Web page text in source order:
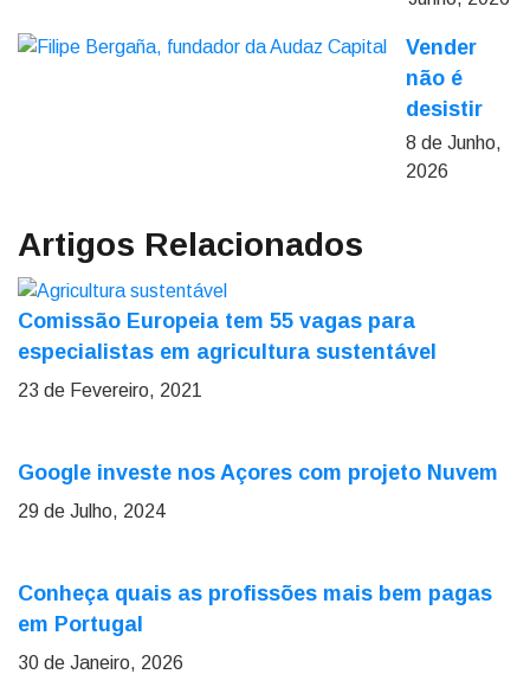
Vender
não é
desistir
8 de Junho,
2026
Artigos Relacionados
Comissão Europeia tem 55 vagas para
especialistas em agricultura sustentável
23 de Fevereiro, 2021
Google investe nos Açores com projeto Nuvem
29 de Julho, 2024
Conheça quais as profissões mais bem pagas
em Portugal
30 de Janeiro, 2026